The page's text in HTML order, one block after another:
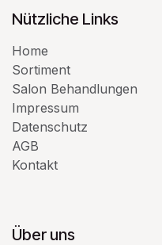
Nützliche Links
Home
Sortiment
Salon Behandlungen
Impressum
Datenschutz
AGB
Kontakt
Über uns